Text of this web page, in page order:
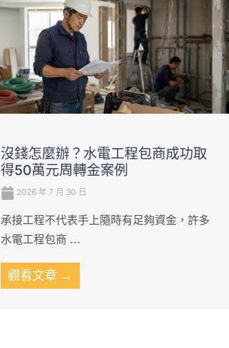
沒錢怎麼辦？水電工程包商成功取
得50萬元周轉金案例
2026 年 7 月 30 日
承接工程不代表手上隨時有足夠資金，許多
水電工程包商 ...
觀看文章 →